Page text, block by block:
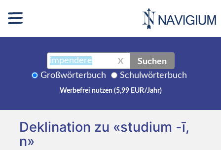
X Suchen
Großwörterbuch Schulwörterbuch
Werbefrei nutzen (5,99 EUR/Jahr)
Deklination zu «studium -ī,
n»